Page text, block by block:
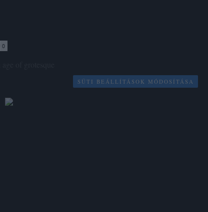
0
SÜTI BEÁLLÍTÁSOK MÓDOSÍTÁSA